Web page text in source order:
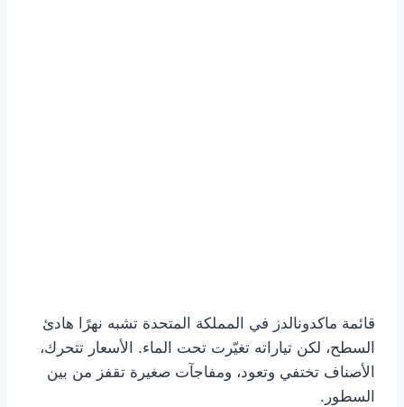
قائمة ماكدونالدز في المملكة المتحدة تشبه نهرًا هادئ
السطح، لكن تياراته تغيّرت تحت الماء. الأسعار تتحرك،
الأصناف تختفي وتعود، ومفاجآت صغيرة تقفز من بين
السطور.